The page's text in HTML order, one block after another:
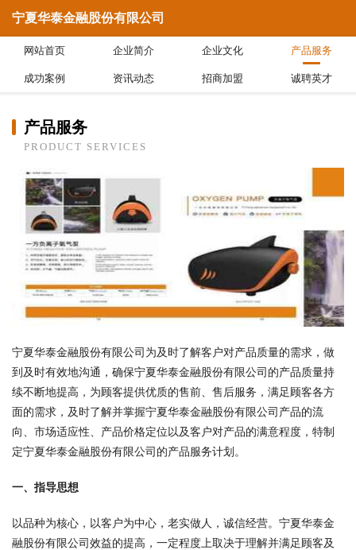
宁夏华泰金融股份有限公司
网站首页 企业简介 企业文化 产品服务
成功案例 资讯动态 招商加盟 诚聘英才
产品服务
PRODUCT SERVICES
宁夏华泰金融股份有限公司为及时了解客户对产品质量的需求，做
到及时有效地沟通，确保宁夏华泰金融股份有限公司的产品质量持
续不断地提高，为顾客提供优质的售前、售后服务，满足顾客各方
面的需求，及时了解并掌握宁夏华泰金融股份有限公司产品的流
向、市场适应性、产品价格定位以及客户对产品的满意程度，特制
定宁夏华泰金融股份有限公司的产品服务计划。
一、指导思想
以品种为核心，以客户为中心，老实做人，诚信经营。宁夏华泰金
融股份有限公司效益的提高，一定程度上取决于理解并满足顾客及